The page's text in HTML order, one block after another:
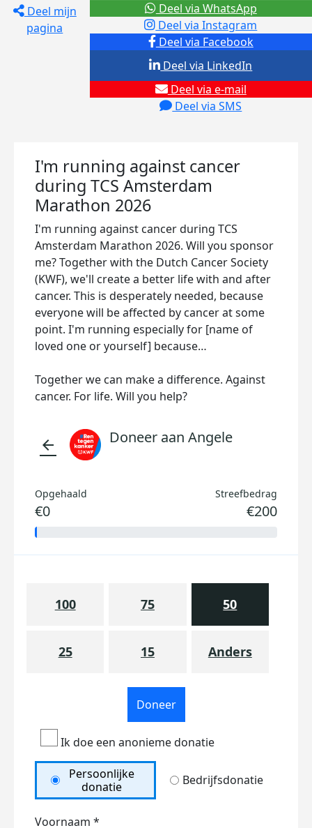
Deel mijn
pagina
Deel via Facebook
Deel via Instagram
Deel via e-mail
Deel via SMS
Deel via LinkedIn
Deel via WhatsApp
I'm running against cancer
during TCS Amsterdam
Marathon 2026
I'm running against cancer during TCS
Amsterdam Marathon 2026. Will you sponsor
me? Together with the Dutch Cancer Society
(KWF), we'll create a better life with and after
cancer. This is desperately needed, because
everyone will be affected by cancer at some
point. I'm running especially for [name of
loved one or yourself] because…
Together we can make a difference. Against
cancer. For life. Will you help?
arrow_back Doneer aan Angele
Opgehaald
€0
Streefbedrag
€200
100 75 50
25 15 Anders
Doneer
Ik doe een anonieme donatie
Persoonlijke
donatie
Bedrijfsdonatie
Voornaam *